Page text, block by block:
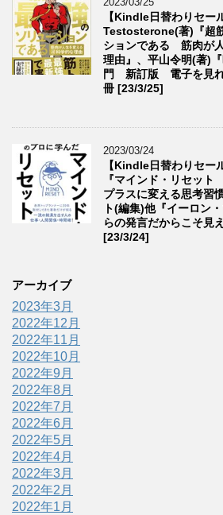
【Kindle日替わりセー
Testosterone(著)『超
ションである 筋肉が
理由』、平山令明(著)
門 新訂版 電子を見れ
冊 [23/3/25]
2023/03/24
【Kindle日替わりセー
『マインド・リセッ
プラスに変える思考習
ト(編集)他『イーロン
らの発言だからこそ見
[23/3/24]
アーカイブ
2023年3月
2022年12月
2022年11月
2022年10月
2022年9月
2022年8月
2022年7月
2022年6月
2022年5月
2022年4月
2022年3月
2022年2月
2022年1月